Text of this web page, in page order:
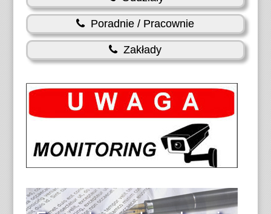
Poradnie / Pracownie
Zakłady